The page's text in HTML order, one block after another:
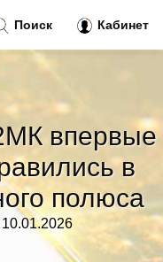
впервые
в
полюса
Поиск Кабинет